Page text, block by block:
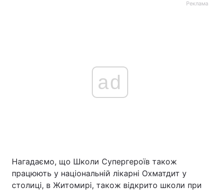
Реклама
ad
Нагадаємо, що Школи Супергероїв також
працюють у національній лікарні Охматдит у
столиці, в Житомирі, також відкрито школи при